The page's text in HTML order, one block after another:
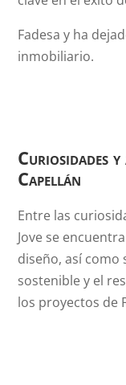
Fadesa y ha
inmobiliario.
Curiosidades
Capellán
Entre las
Jove se
diseño, así
sostenible y el
los proyectos de